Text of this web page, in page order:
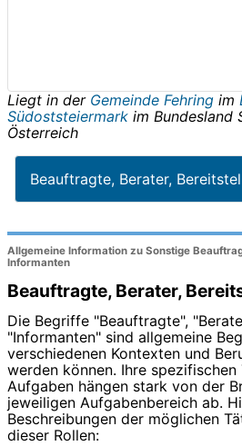
Liegt in der Gemeinde Fehring im
Südoststeiermark im Bundesland
Österreich
Beauftragte, Berater,
Allgemeine Information zu Sonstige
Informanten
Beauftragte, Berater,
Die Begriffe "Beauftragte",
"Informanten" sind allgemeine
verschiedenen Kontexten und
werden können. Ihre
Aufgaben hängen stark von der
jeweiligen Aufgabenbereich ab.
Beschreibungen der möglichen
dieser Rollen: